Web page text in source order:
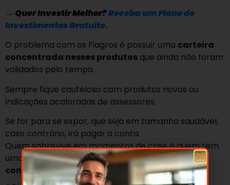
→ Quer Investir Melhor?Receba um Plano de
Investimentos Gratuito.
O problema com os Fiagros é possuir uma carteira
concentrada nesses produtos que ainda não foram
validados pelo tempo.
Sempre fique cauteloso com produtos novos ou
indicações acaloradas de assessores.
Se for para se expor, que seja em tamanho saudável,
caso contrário, irá pagar a conta.
Quem sobrevive em momentos de crise é quem tem
umacarteira bem alocada, com ativos bons e
com menor nível de risco.